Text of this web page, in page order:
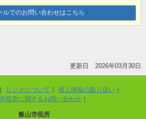
ルでのお問い合わせはこちら
更新日 2026年03月30日
リンクについて
個人情報の取り扱い
役所に関するお問い合わせ
飯山市役所